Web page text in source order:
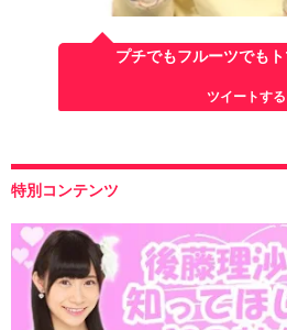
プチでもフルーツでも
ツイートする
特別コンテンツ